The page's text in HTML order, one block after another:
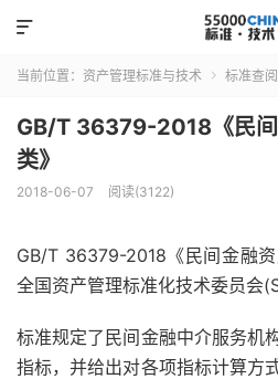

当前位置： 资产管理标准与技术  标准查阅
GB/T 36379-2018《民
类》
2018-06-07 阅读(3122)
GB/T 36379-2018《民间金融
全国资产管理标准化技术委员会
标准规定了民间金融中介服务机
指标，并给出对各项指标计算方